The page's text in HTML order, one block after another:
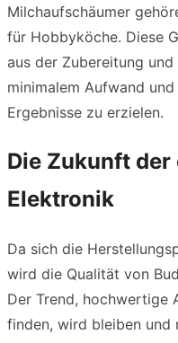
Milchaufschäumer
für Hobbyköche. Diese
aus der Zubereitung
minimalem Aufwand
Ergebnisse zu erzielen.
Die Zukunft
Elektronik
Da sich die
wird die Qualität von
Der Trend, hochwertige
finden, wird bleiben und